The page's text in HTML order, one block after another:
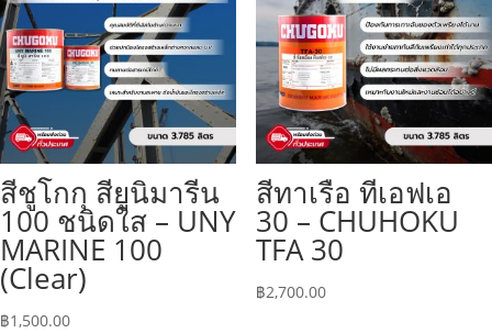
สีชูโกกุ สียูนิมารีน
100 ชนิดใส – UNY
MARINE 100
(Clear)
฿1,500.00
สีทาเรือ ทีเอฟเอ
30 – CHUHOKU
TFA 30
฿2,700.00